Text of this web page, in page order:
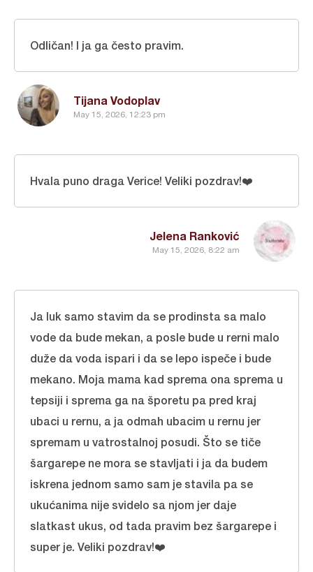
Tijana Vodoplav
May 15, 2026, 12:23 pm
Odličan! I ja ga često pravim.
Jelena Ranković
May 15, 2026, 8:22 am
Hvala puno draga Verice! Veliki pozdrav!❤️
Ja luk samo stavim da se prodinsta sa malo
vode da bude mekan, a posle bude u rerni malo
duže da voda ispari i da se lepo ispeče i bude
mekano. Moja mama kad sprema ona sprema u
tepsiji i sprema ga na šporetu pa pred kraj
ubaci u rernu, a ja odmah ubacim u rernu jer
spremam u vatrostalnoj posudi. Što se tiče
šargarepe ne mora se stavljati i ja da budem
iskrena jednom samo sam je stavila pa se
ukućanima nije svidelo sa njom jer daje
slatkast ukus, od tada pravim bez šargarepe i
super je. Veliki pozdrav!❤️